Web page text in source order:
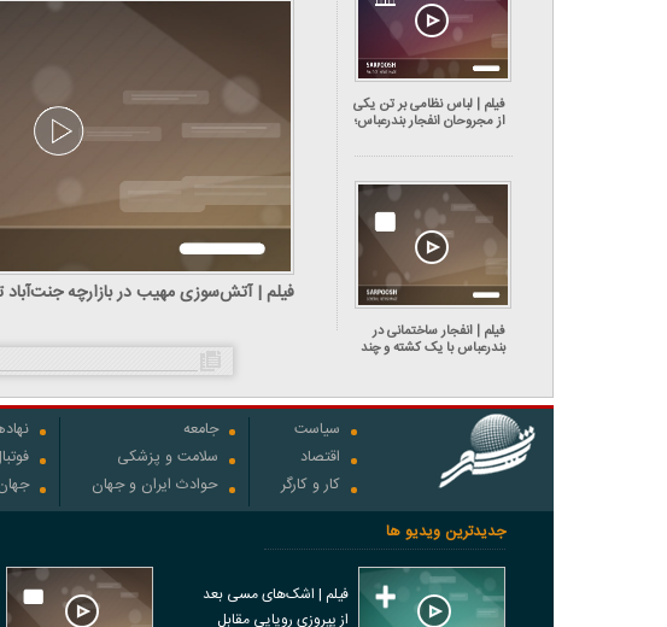
فیلم | آتش‌سوزی مهیب در بازارچه جنت‌آباد
فیلم | لباس نظامی بر تن یکی
از مجروحان انفجار بندرعباس؛
حادثه
فیلم | انفجار ساختمانی در
بندرعباس با یک کشته و چند
سیاست
اقتصاد
کار و کارگر
جامعه
سلامت و پزشکی
حوادث ایران و جهان
جدیدترین ویدیو ها
فیلم | اشک‌های مسی بعد
از پیروزی رویایی مقابل